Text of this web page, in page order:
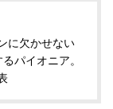
に欠かせない
パイオニア。